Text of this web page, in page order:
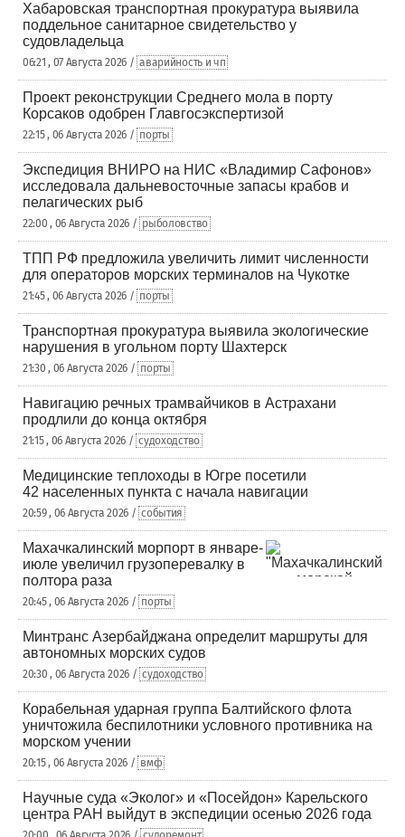
Хабаровская транспортная прокуратура выявила
поддельное санитарное свидетельство у
судовладельца
06:21 , 07 Августа 2026 / аварийность и чп
Проект реконструкции Среднего мола в порту
Корсаков одобрен Главгосэкспертизой
22:15 , 06 Августа 2026 / порты
Экспедиция ВНИРО на НИС «Владимир Сафонов»
исследовала дальневосточные запасы крабов и
пелагических рыб
22:00 , 06 Августа 2026 / рыболовство
ТПП РФ предложила увеличить лимит численности
для операторов морских терминалов на Чукотке
21:45 , 06 Августа 2026 / порты
Транспортная прокуратура выявила экологические
нарушения в угольном порту Шахтерск
21:30 , 06 Августа 2026 / порты
Навигацию речных трамвайчиков в Астрахани
продлили до конца октября
21:15 , 06 Августа 2026 / судоходство
Медицинские теплоходы в Югре посетили
42 населенных пункта с начала навигации
20:59 , 06 Августа 2026 / события
Махачкалинский морпорт в январе-
июле увеличил грузоперевалку в
полтора раза
20:45 , 06 Августа 2026 / порты
Минтранс Азербайджана определит маршруты для
автономных морских судов
20:30 , 06 Августа 2026 / судоходство
Корабельная ударная группа Балтийского флота
уничтожила беспилотники условного противника на
морском учении
20:15 , 06 Августа 2026 / вмф
Научные суда «Эколог» и «Посейдон» Карельского
центра РАН выйдут в экспедиции осенью 2026 года